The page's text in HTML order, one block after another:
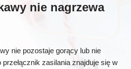
nie nagrzewa
nie pozostaje gorący lub nie
zasilania znajduje się w